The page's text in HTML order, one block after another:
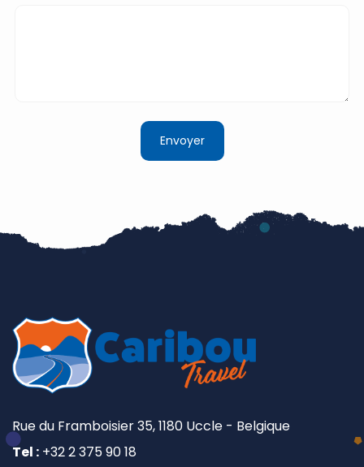
Rue du Framboisier 35, 1180 Uccle - Belgique
Tel : +32 2 375 90 18